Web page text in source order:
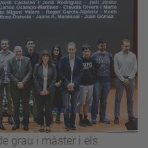
grau i màster i els